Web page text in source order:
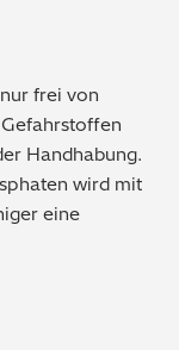
frei von
Handhabung.
wird mit
eine